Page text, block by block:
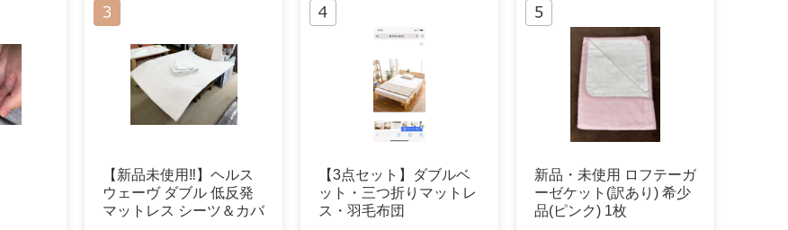
【新品未使用‼️】ヘルス
ウェーヴ ダブル 低反発
マットレス シーツ＆カバ
【3点セット】ダブルベ
ット・三つ折りマットレ
ス・羽毛布団
新品・未使用 ロフテーガ
ーゼケット(訳あり) 希少
品(ピンク) 1枚